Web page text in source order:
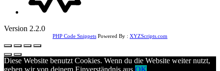
Version 2.2.0
PHP Code Snippets Powered By : XYZScripts.com
Diese Website benutzt Cookies. Wenn du die Website weiter nutzt,